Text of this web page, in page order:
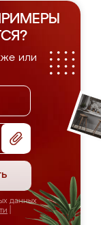
или
данных